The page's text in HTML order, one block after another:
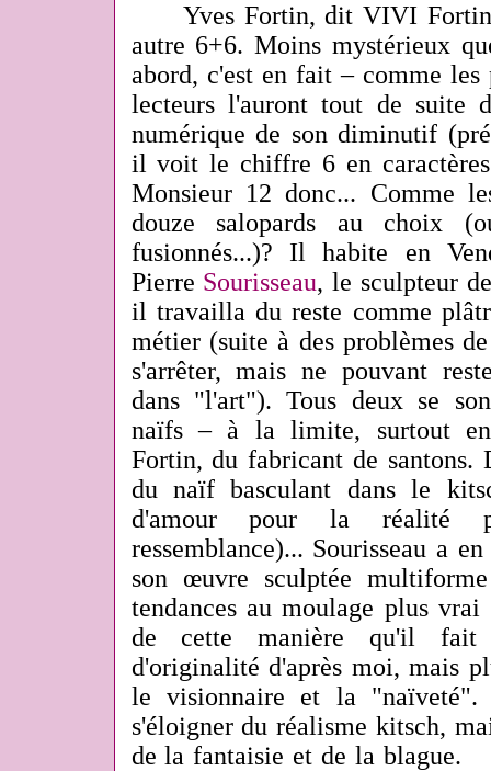
Yves Fortin, dit VIVI
autre 6+6. Moins mystérieux
abord, c'est en fait – comme
lecteurs l'auront tout de suite
numérique de son diminutif
il voit le chiffre 6 en
Monsieur 12 donc... Comme
douze salopards au choix
fusionnés...)? Il habite en
Pierre Sourisseau, le sculpteur
il travailla du reste comme
métier (suite à des problèmes
s'arrêter, mais ne pouvant
dans "l'art"). Tous deux se
naïfs – à la limite, surtout
Fortin, du fabricant de
du naïf basculant dans le
d'amour pour la réalité
ressemblance)... Sourisseau a
son œuvre sculptée
tendances au moulage plus
de cette manière qu'il
d'originalité d'après moi, mais
le visionnaire et la "naïveté".
s'éloigner du réalisme kitsch,
de la fantaisie et de la blague.